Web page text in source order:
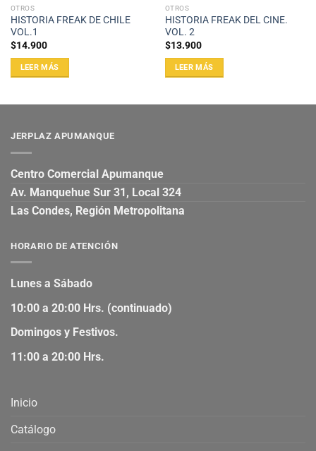
OTROS
HISTORIA FREAK DE CHILE
VOL.1
$14.900
LEER MÁS
OTROS
HISTORIA FREAK DEL CINE.
VOL. 2
$13.900
LEER MÁS
JERPLAZ APUMANQUE
Centro Comercial Apumanque
Av. Manquehue Sur 31, Local 324
Las Condes, Región Metropolitana
HORARIO DE ATENCIÓN
Lunes a Sábado
10:00 a 20:00 Hrs. (continuado)
Domingos y Festivos.
11:00 a 20:00 Hrs.
Inicio
Catálogo